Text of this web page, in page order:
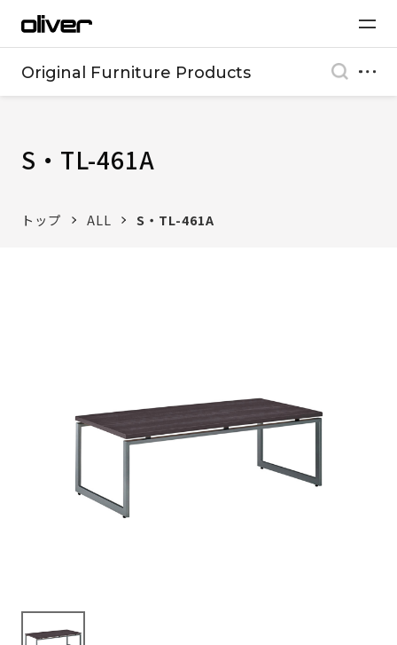
Original Furniture Products
S・TL-461A
トップ ALL S・TL-461A